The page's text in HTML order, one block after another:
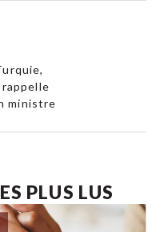
ministre
PLUS LUS